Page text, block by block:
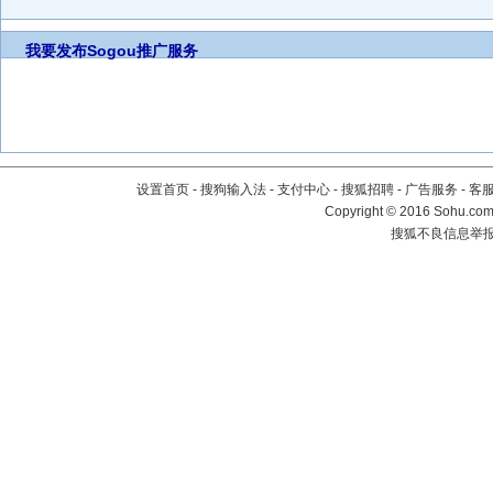
我要发布Sogou推广服务
设置首页 - 搜狗输入法 - 支付中心 - 搜狐招聘 - 广告服务 - 客
Copyright©2016
搜狐不良信息举